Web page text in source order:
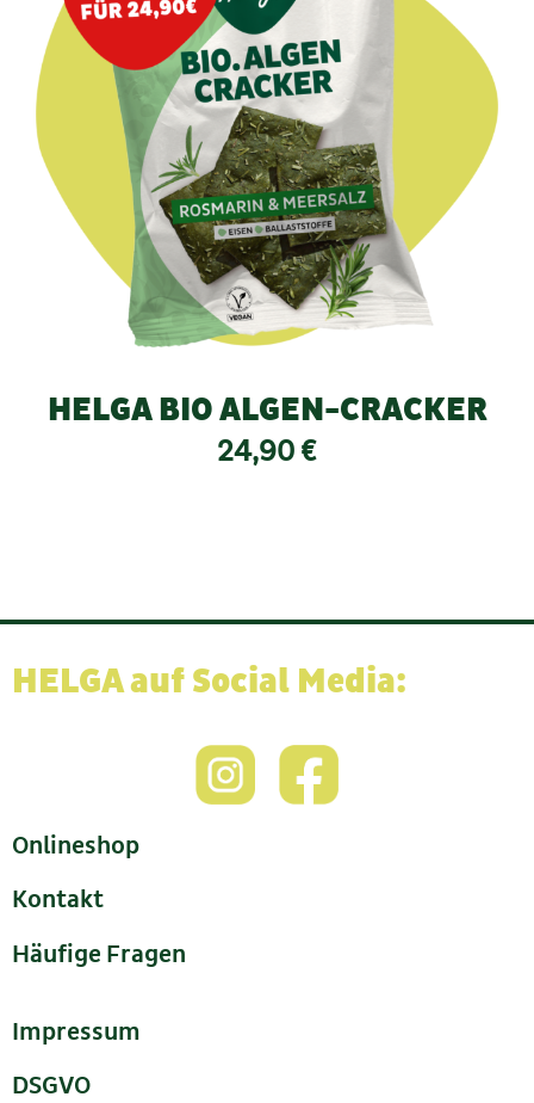
HELGA BIO ALGEN-CRACKER
24,90€
HELGA auf Social Media:
Onlineshop
Kontakt
Häufige Fragen
Impressum
DSGVO